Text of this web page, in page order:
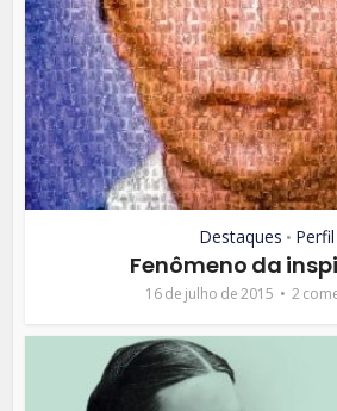
Destaques • Perfil
Fenômeno da
16 de julho de 2015 2